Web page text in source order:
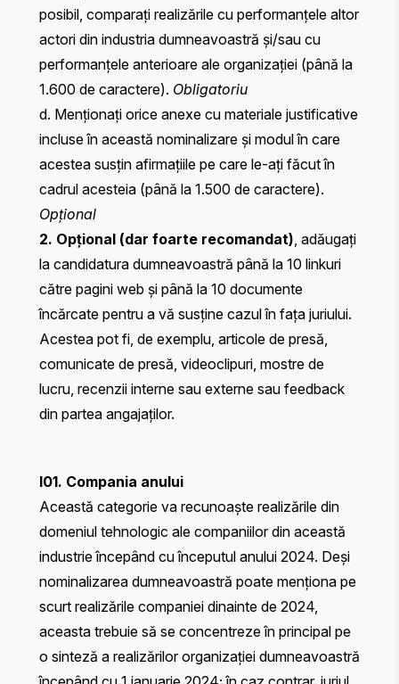
posibil, comparați realizările cu performanțele altor
actori din industria dumneavoastră și/sau cu
performanțele anterioare ale organizației (până la
1.600 de caractere). Obligatoriu
d. Menționați orice anexe cu materiale justificative
incluse în această nominalizare și modul în care
acestea susțin afirmațiile pe care le-ați făcut în
cadrul acesteia (până la 1.500 de caractere).
Opțional
2. Opțional (dar foarte recomandat), adăugați
la candidatura dumneavoastră până la 10 linkuri
către pagini web și până la 10 documente
încărcate pentru a vă susține cazul în fața juriului.
Acestea pot fi, de exemplu, articole de presă,
comunicate de presă, videoclipuri, mostre de
lucru, recenzii interne sau externe sau feedback
din partea angajaților.
I01. Compania anului
Această categorie va recunoaște realizările din
domeniul tehnologic ale companiilor din această
industrie începând cu începutul anului 2024. Deși
nominalizarea dumneavoastră poate menționa pe
scurt realizările companiei dinainte de 2024,
aceasta trebuie să se concentreze în principal pe
o sinteză a realizărilor organizației dumneavoastră